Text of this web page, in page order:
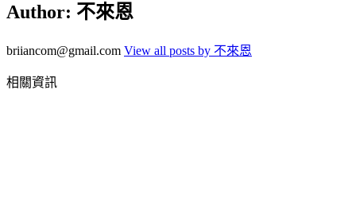
Author: 不來恩
briiancom@gmail.com View all posts by 不來恩
相關資訊